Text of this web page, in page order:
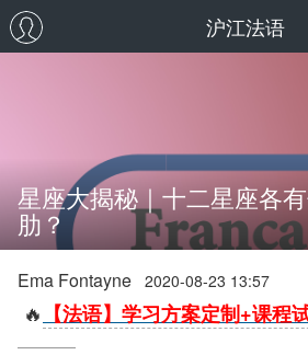
沪江法语
星座大揭秘｜十二星座各
肋？
Ema Fontayne 2020-08-23 13:57
🔥 【法语】学习方案定制+课程